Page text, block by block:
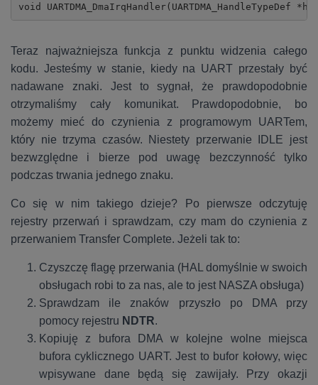
void UARTDMA_DmaIrqHandler(UARTDMA_HandleTypeDef
Teraz najważniejsza funkcja z punktu widzenia całego
kodu. Jesteśmy w stanie, kiedy na UART przestały być
nadawane znaki. Jest to sygnał, że prawdopodobnie
otrzymaliśmy cały komunikat. Prawdopodobnie, bo
możemy mieć do czynienia z programowym UARTem,
który nie trzyma czasów. Niestety przerwanie IDLE jest
bezwzględne i bierze pod uwagę bezczynność tylko
podczas trwania jednego znaku.
Co się w nim takiego dzieje? Po pierwsze odczytuję
rejestry przerwań i sprawdzam, czy mam do czynienia z
przerwaniem Transfer Complete. Jeżeli tak to:
Czyszczę flagę przerwania (HAL domyślnie w swoich
obsługach robi to za nas, ale to jest NASZA obsługa)
Sprawdzam ile znaków przyszło po DMA przy
pomocy rejestru NDTR.
Kopiuję z bufora DMA w kolejne wolne miejsca
bufora cyklicznego UART. Jest to bufor kołowy, więc
wpisywane dane będą się zawijały. Przy okazji